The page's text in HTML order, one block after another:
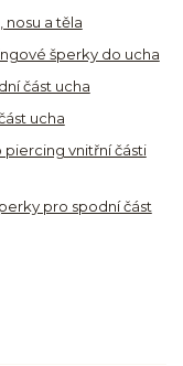
a těla
šperky do ucha
část ucha
ucha
piercing vnitřní části
pro spodní část